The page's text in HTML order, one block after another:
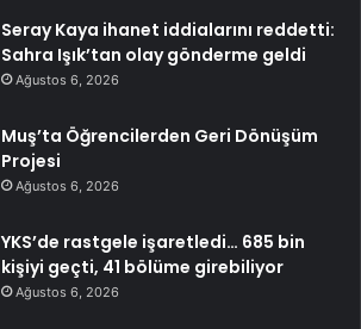
Seray Kaya ihanet iddialarını reddetti:
Sahra Işık’tan olay gönderme geldi
Ağustos 6, 2026
Muş’ta Öğrencilerden Geri Dönüşüm
Projesi
Ağustos 6, 2026
YKS’de rastgele işaretledi… 685 bin
kişiyi geçti, 41 bölüme girebiliyor
Ağustos 6, 2026